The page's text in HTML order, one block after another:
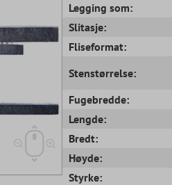
Legging som:
Slitasje:
Fliseformat:
Stenstørrelse:
Fugebredde:
Lengde:
Bredt:
Høyde:
Styrke: